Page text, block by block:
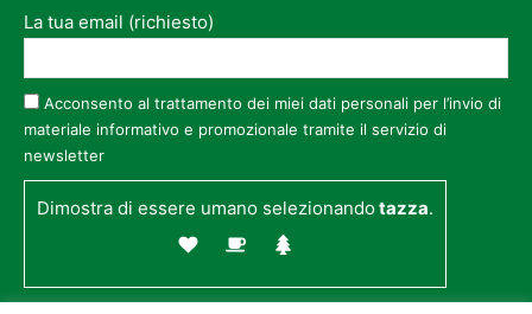
La tua email (richiesto)
Acconsento al trattamento dei miei dati personali per l’invio di
materiale informativo e promozionale tramite il servizio di
newsletter
Dimostra di essere umano selezionandotazza.